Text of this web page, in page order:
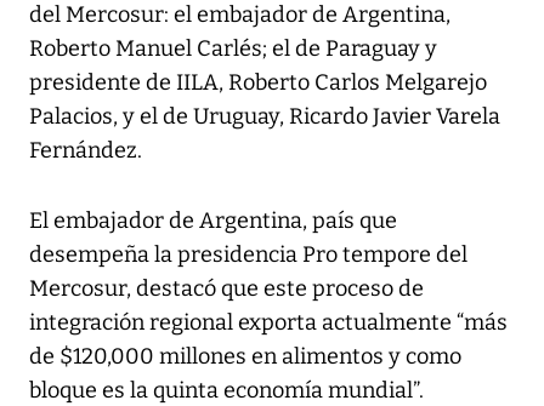
del Mercosur: el embajador de Argentina,
Roberto Manuel Carlés; el de Paraguay y
presidente de IILA, Roberto Carlos Melgarejo
Palacios, y el de Uruguay, Ricardo Javier Varela
Fernández.
El embajador de Argentina, país que
desempeña la presidencia Pro tempore del
Mercosur, destacó que este proceso de
integración regional exporta actualmente “más
de $120,000 millones en alimentos y como
bloque es la quinta economía mundial”.